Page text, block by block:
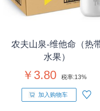
农夫山泉-维他命（热
水果）
￥3.80 税率:13%
加入购物车